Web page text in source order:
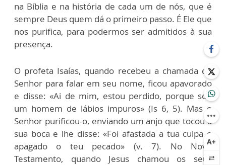
na Bíblia e na história de cada um de nós, que é
sempre Deus quem dá o primeiro passo. É Ele que
nos purifica, para podermos ser admitidos à sua
presença.
O profeta Isaías, quando recebeu a chamada do
Senhor para falar em seu nome, ficou apavorado
e disse: «Ai de mim, estou perdido, porque sou
um homem de lábios impuros» (Is 6, 5). Mas o
Senhor purificou-o, enviando um anjo que tocou a
sua boca e lhe disse: «Foi afastada a tua culpa e
apagado o teu pecado» (v. 7). No Novo
Testamento, quando Jesus chamou os seus